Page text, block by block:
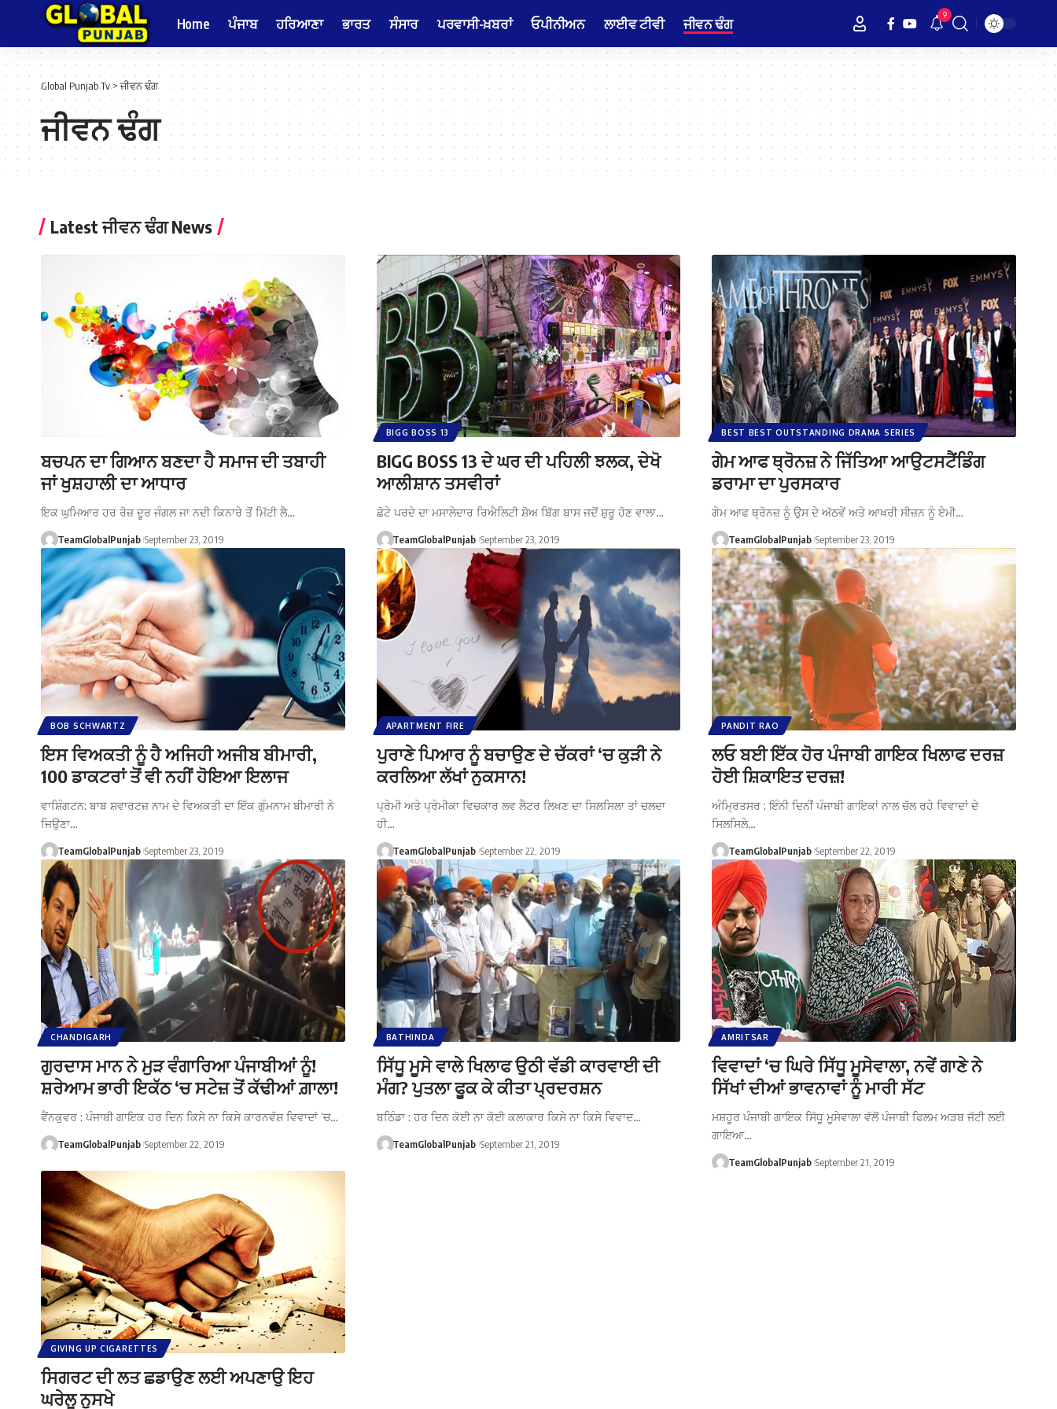
Home ਪੰਜਾਬ ਹਰਿਆਣਾ ਭਾਰਤ ਸੰਸਾਰ ਪਰਵਾਸੀ-ਖ਼ਬਰਾਂ ਓਪੀਨੀਅਨ ਲਾਈਵ ਟੀਵੀ ਜੀਵਨ ਢੰਗ 9
Global Punjab Tv> ਜੀਵਨ ਢੰਗ
ਜੀਵਨ ਢੰਗ
Latest ਜੀਵਨ ਢੰਗ News
ਬਚਪਨ ਦਾ ਗਿਆਨ ਬਣਦਾ ਹੈ ਸਮਾਜ ਦੀ ਤਬਾਹੀ
ਜਾਂ ਖੁਸ਼ਹਾਲੀ ਦਾ ਆਧਾਰ
ਇਕ ਘੁਮਿਆਰ ਹਰ ਰੋਜ਼ ਦੂਰ ਜੰਗਲ ਜਾ ਨਦੀ ਕਿਨਾਰੇ ਤੋਂ ਮਿੱਟੀ ਲੈ…
TeamGlobalPunjab September 23, 2019
BIGG BOSS 13
BIGG BOSS 13 ਦੇ ਘਰ ਦੀ ਪਹਿਲੀ ਝਲਕ, ਦੇਖੋ
ਆਲੀਸ਼ਾਨ ਤਸਵੀਰਾਂ
ਛੋਟੇ ਪਰਦੇ ਦਾ ਮਸਾਲੇਦਾਰ ਰਿਐਲਿਟੀ ਸ਼ੋਅ ਬਿੱਗ ਬਾਸ ਜਦੋਂ ਸ਼ੁਰੂ ਹੋਣ ਵਾਲਾ…
TeamGlobalPunjab September 23, 2019
BEST BEST OUTSTANDING DRAMA SERIES
ਗੇਮ ਆਫ ਥ੍ਰੋਨਜ਼ ਨੇ ਜਿੱਤਿਆ ਆਉਟਸਟੈਂਡਿੰਗ
ਡਰਾਮਾ ਦਾ ਪੁਰਸਕਾਰ
ਗੇਮ ਆਫ ਥ੍ਰੋਨਜ਼ ਨੂੰ ਉਸ ਦੇ ਅੱਠਵੇਂ ਅਤੇ ਆਖਰੀ ਸੀਜ਼ਨ ਨੂੰ ਏਮੀ…
TeamGlobalPunjab September 23, 2019
BOB SCHWARTZ
ਇਸ ਵਿਅਕਤੀ ਨੂੰ ਹੈ ਅਜਿਹੀ ਅਜੀਬ ਬੀਮਾਰੀ,
100 ਡਾਕਟਰਾਂ ਤੋਂ ਵੀ ਨਹੀਂ ਹੋਇਆ ਇਲਾਜ
ਵਾਸ਼ਿੰਗਟਨ: ਬਾਬ ਸ਼ਵਾਰਟਜ਼ ਨਾਮ ਦੇ ਵਿਅਕਤੀ ਦਾ ਇੱਕ ਗੁੰਮਨਾਮ ਬੀਮਾਰੀ ਨੇ
ਜਿਉਣਾ…
TeamGlobalPunjab September 23, 2019
APARTMENT FIRE
ਪੁਰਾਣੇ ਪਿਆਰ ਨੂੰ ਬਚਾਉਣ ਦੇ ਚੱਕਰਾਂ ‘ਚ ਕੁੜੀ ਨੇ
ਕਰਲਿਆ ਲੱਖਾਂ ਨੁਕਸਾਨ!
ਪ੍ਰੇਮੀ ਅਤੇ ਪ੍ਰੇਮੀਕਾ ਵਿਚਕਾਰ ਲਵ ਲੈਟਰ ਲਿਖਣ ਦਾ ਸਿਲਸਿਲਾ ਤਾਂ ਚਲਦਾ
ਹੀ…
TeamGlobalPunjab September 22, 2019
PANDIT RAO
ਲਓ ਬਈ ਇੱਕ ਹੋਰ ਪੰਜਾਬੀ ਗਾਇਕ ਖਿਲਾਫ ਦਰਜ਼
ਹੋਈ ਸ਼ਿਕਾਇਤ ਦਰਜ਼!
ਅੰਮ੍ਰਿਤਸਰ : ਇੰਨੀ ਦਿਨੀਂ ਪੰਜਾਬੀ ਗਾਇਕਾਂ ਨਾਲ ਚੱਲ ਰਹੇ ਵਿਵਾਦਾਂ ਦੇ
ਸਿਲਸਿਲੇ…
TeamGlobalPunjab September 22, 2019
CHANDIGARH
ਗੁਰਦਾਸ ਮਾਨ ਨੇ ਮੁੜ ਵੰਗਾਰਿਆ ਪੰਜਾਬੀਆਂ ਨੂੰ!
ਸ਼ਰੇਆਮ ਭਾਰੀ ਇਕੱਠ ‘ਚ ਸਟੇਜ਼ ਤੋਂ ਕੱਢੀਆਂ ਗ਼ਾਲਾ!
ਵੈਂਨਕੁਵਰ : ਪੰਜਾਬੀ ਗਾਇਕ ਹਰ ਦਿਨ ਕਿਸੇ ਨਾ ਕਿਸੇ ਕਾਰਨਵੱਸ਼ ਵਿਵਾਦਾਂ ‘ਚ…
TeamGlobalPunjab September 22, 2019
BATHINDA
ਸਿੱਧੂ ਮੂਸੇ ਵਾਲੇ ਖਿਲਾਫ ਉਠੀ ਵੱਡੀ ਕਾਰਵਾਈ ਦੀ
ਮੰਗ? ਪੁਤਲਾ ਫੂਕ ਕੇ ਕੀਤਾ ਪ੍ਰਦਰਸ਼ਨ
ਬਠਿੰਡਾ : ਹਰ ਦਿਨ ਕੋਈ ਨਾ ਕੋਈ ਕਲਾਕਾਰ ਕਿਸੇ ਨਾ ਕਿਸੇ ਵਿਵਾਦ…
TeamGlobalPunjab September 21, 2019
AMRITSAR
ਵਿਵਾਦਾਂ ‘ਚ ਘਿਰੇ ਸਿੱਧੂ ਮੂਸੇਵਾਲਾ, ਨਵੇਂ ਗਾਣੇ ਨੇ
ਸਿੱਖਾਂ ਦੀਆਂ ਭਾਵਨਾਵਾਂ ਨੂੰ ਮਾਰੀ ਸੱਟ
ਮਸ਼ਹੂਰ ਪੰਜਾਬੀ ਗਾਇਕ ਸਿੱਧੂ ਮੂਸੇਵਾਲਾ ਵੱਲੋਂ ਪੰਜਾਬੀ ਫਿਲਮ ਅੜਬ ਜੱਟੀ ਲਈ
ਗਾਇਆ…
TeamGlobalPunjab September 21, 2019
GIVING UP CIGARETTES
ਸਿਗਰਟ ਦੀ ਲਤ ਛਡਾਉਣ ਲਈ ਅਪਣਾਉ ਇਹ
ਘਰੇਲੂ ਨੁਸਖੇ